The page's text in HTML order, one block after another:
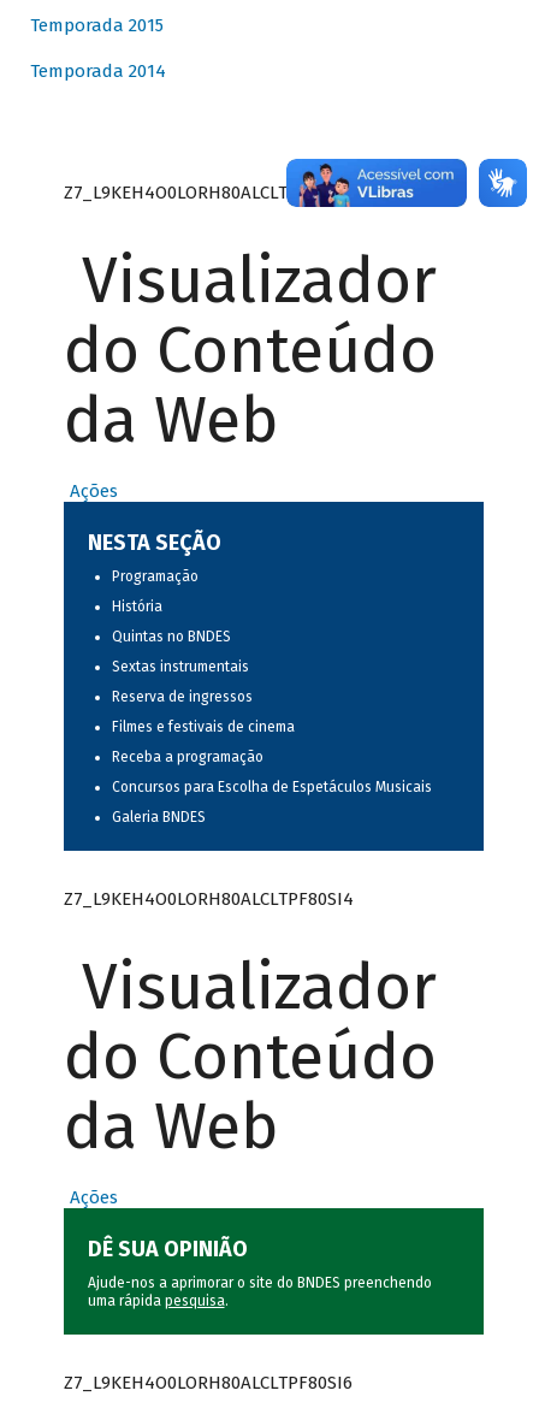
Temporada 2015
Temporada 2014
Z7_L9KEH4O0LORH80ALCLTPF80S27
Visualizador
do Conteúdo
da Web
Ações
NESTA SEÇÃO
Programação
História
Quintas no BNDES
Sextas instrumentais
Reserva de ingressos
Filmes e festivais de cinema
Receba a programação
Concursos para Escolha de Espetáculos Musicais
Galeria BNDES
Z7_L9KEH4O0LORH80ALCLTPF80SI4
Visualizador
do Conteúdo
da Web
Ações
DÊ SUA OPINIÃO
Ajude-nos a aprimorar o site do BNDES preenchendo
uma rápida pesquisa.
Z7_L9KEH4O0LORH80ALCLTPF80SI6